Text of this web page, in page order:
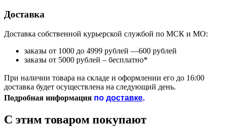
Доставка
Доставка собственной курьерской службой по МСК и МО:
заказы от 1000 до 4999 рублей —600 рублей
заказы от 5000 рублей – бесплатно*
При наличии товара на складе и оформлении его до 16:00
доставка будет осуществлена на следующий день.
Подробная информация подоставке.
С этим товаром покупают